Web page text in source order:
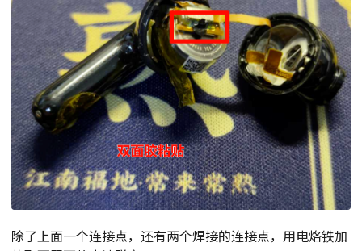
除了上面一个连接点，还有两个焊接的连接点，用电烙铁加